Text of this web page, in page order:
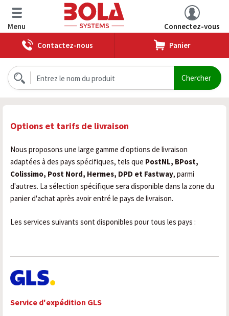
Menu
Connectez-vous
Contactez-nous
Panier
Options et tarifs de livraison
Nous proposons une large gamme d'options de livraison
adaptées à des pays spécifiques, tels que PostNL, BPost,
Colissimo, Post Nord, Hermes, DPD et Fastway, parmi
d'autres. La sélection spécifique sera disponible dans la zone du
panier d'achat après avoir entré le pays de livraison.
Les services suivants sont disponibles pour tous les pays :
Service d'expédition GLS